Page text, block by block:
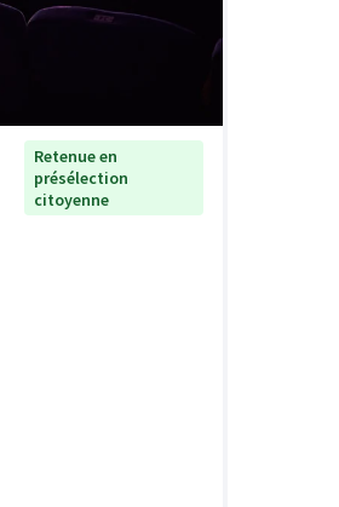
Retenue en
présélection
citoyenne